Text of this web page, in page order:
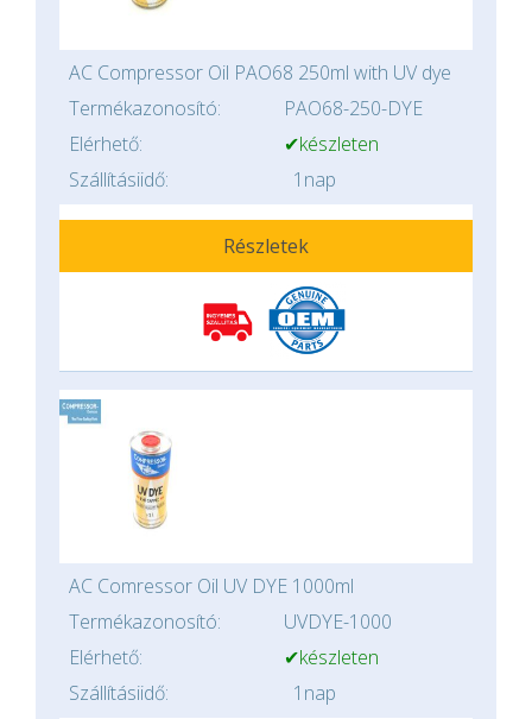
AC Compressor Oil PAO68 250ml with UV dye
Termékazonosító:
PAO68-250-DYE
Elérhető:
✔készleten
Szállításiidő:
1nap
Részletek
AC Comressor Oil UV DYE 1000ml
Termékazonosító:
UVDYE-1000
Elérhető:
✔készleten
Szállításiidő:
1nap